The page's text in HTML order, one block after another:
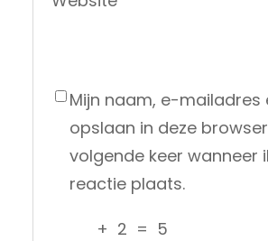
Mijn naam, e-mailadres
opslaan in deze
volgende keer wanneer
reactie plaats.
+ 2 = 5